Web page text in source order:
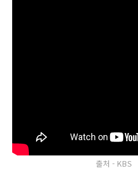
출처 - KBS